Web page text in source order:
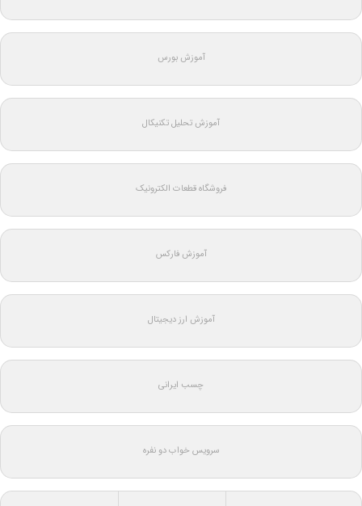
آموزش بورس
آموزش تحلیل تکنیکال
فروشگاه قطعات الکترونیک
آموزش فارکس
آموزش ارز دیجیتال
چسب ایرانی
سرویس خواب دو نفره